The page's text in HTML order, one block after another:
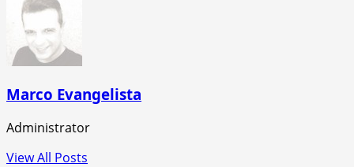
Marco Evangelista
Administrator
View All Posts